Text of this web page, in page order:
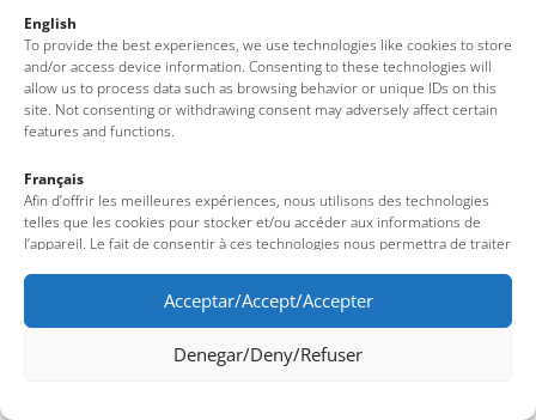
English
To provide the best experiences, we use technologies like cookies to store
and/or access device information. Consenting to these technologies will
allow us to process data such as browsing behavior or unique IDs on this
site. Not consenting or withdrawing consent may adversely affect certain
features and functions.
Français
Afin d’offrir les meilleures expériences, nous utilisons des technologies
telles que les cookies pour stocker et/ou accéder aux informations de
l’appareil. Le fait de consentir à ces technologies nous permettra de traiter
uniques sur ce site. Le fait de ne pas consentir ou de retirer son
consentement peut avoir un effet négatif sur certaines fonctionnalités et
caractéristiques du site.
Acceptar/Accept/Accepter
Denegar/Deny/Refuser